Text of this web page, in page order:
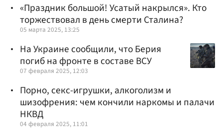
«Праздник большой! Усатый накрылся». Кто
торжествовал в день смерти Сталина?
05 марта 2025, 13:25
На Украине сообщили, что Берия
погиб на фронте в составе ВСУ
07 февраля 2025, 12:03
Порно, секс-игрушки, алкоголизм и
шизофрения: чем кончили наркомы и палачи
НКВД
04 февраля 2025, 11:01